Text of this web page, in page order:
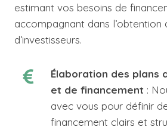
estimant vos besoins de
accompagnant dans l’obtention
d’investisseurs.
Élaboration des plans
et de financement :
avec vous pour définir
financement clairs et